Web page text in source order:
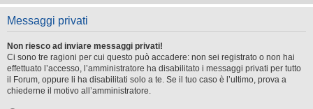
Messaggi privati
Non riesco ad inviare messaggi privati!
Ci sono tre ragioni per cui questo può accadere: non sei registrato o non hai
effettuato l’accesso, l’amministratore ha disabilitato i messaggi privati per tutto
il Forum, oppure li ha disabilitati solo a te. Se il tuo caso è l’ultimo, prova a
chiederne il motivo all’amministratore.